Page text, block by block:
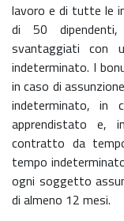
lavoro e di tutte le
di 50
svantaggiati con
indeterminato. I
in caso di
indeterminato, in
apprendistato e,
contratto da
tempo
ogni soggetto
di almeno 12 mesi.